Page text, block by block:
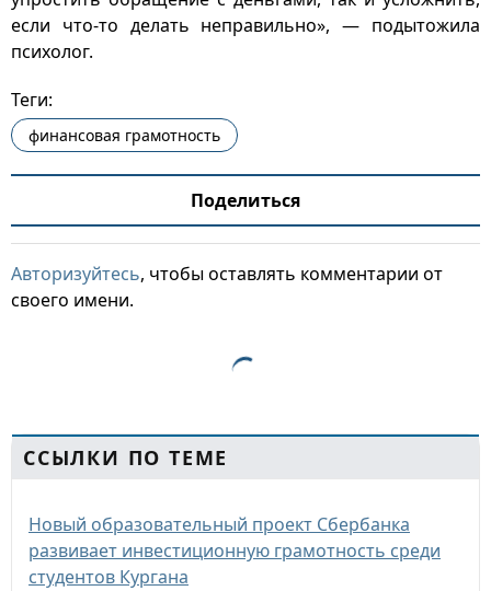
если что-то делать неправильно», — подытожила
психолог.
Теги:
финансовая грамотность
Поделиться
Авторизуйтесь, чтобы оставлять комментарии от
своего имени.
ССЫЛКИ ПО ТЕМЕ
Новый образовательный проект Сбербанка
развивает инвестиционную грамотность среди
студентов Кургана